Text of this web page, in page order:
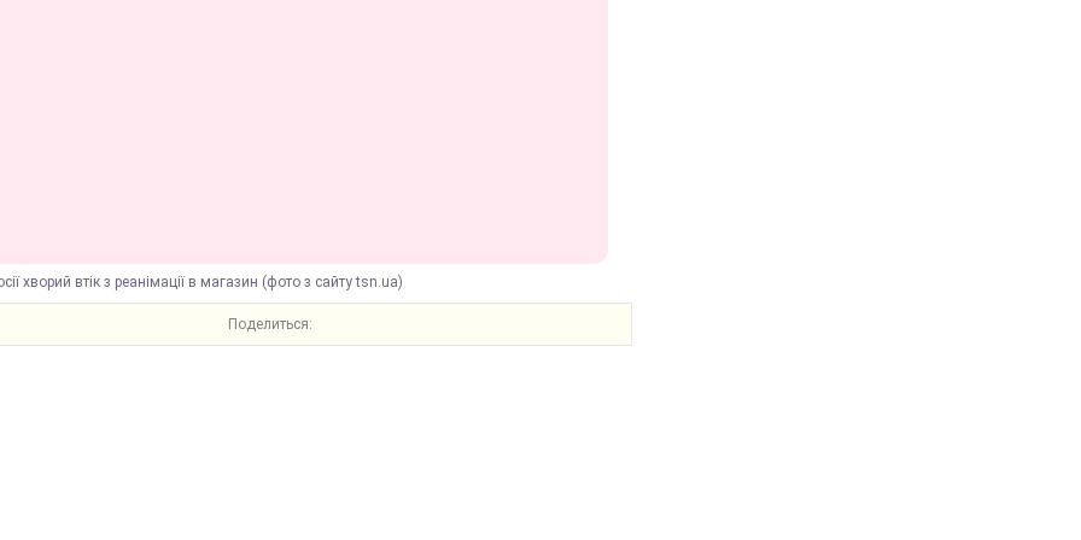
хворий втік з реанімації в магазин (фото з сайту tsn.ua)
Поделиться: